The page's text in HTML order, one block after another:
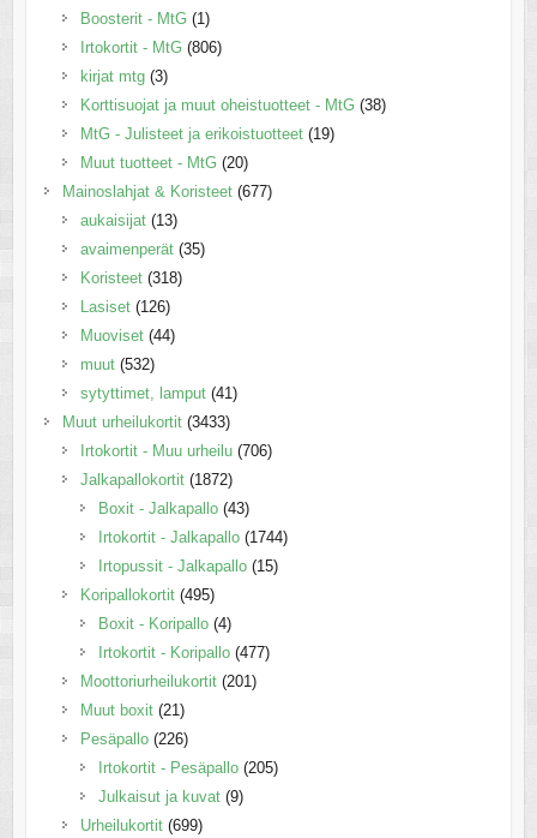
Boosterit - MtG (1)
Irtokortit - MtG (806)
kirjat mtg (3)
Korttisuojat ja muut oheistuotteet - MtG (38)
MtG - Julisteet ja erikoistuotteet (19)
Muut tuotteet - MtG (20)
Mainoslahjat & Koristeet (677)
aukaisijat (13)
avaimenperät (35)
Koristeet (318)
Lasiset (126)
Muoviset (44)
muut (532)
sytyttimet, lamput (41)
Muut urheilukortit (3433)
Irtokortit - Muu urheilu (706)
Jalkapallokortit (1872)
Boxit - Jalkapallo (43)
Irtokortit - Jalkapallo (1744)
Irtopussit - Jalkapallo (15)
Koripallokortit (495)
Boxit - Koripallo (4)
Irtokortit - Koripallo (477)
Moottoriurheilukortit (201)
Muut boxit (21)
Pesäpallo (226)
Irtokortit - Pesäpallo (205)
Julkaisut ja kuvat (9)
Urheilukortit (699)